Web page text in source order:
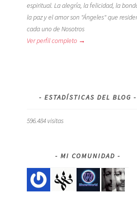
espiritual. La alegría, la felicidad, la
la paz y el amor son "Ángeles" que
cada uno de Nosotros
Ver perfil completo →
ESTADÍSTICAS DEL BLOG
596.484 visitas
MI COMUNIDAD